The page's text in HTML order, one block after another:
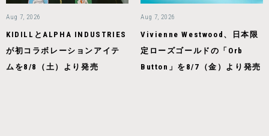
Aug 7, 2026
KIDILLとALPHA INDUSTRIES
が初コラボレーションアイテ
ムを8/8（土）より発売
Aug 7, 2026
Vivienne Westwood、日本限
定ローズゴールドの「Orb
Button」を8/7（金）より発売